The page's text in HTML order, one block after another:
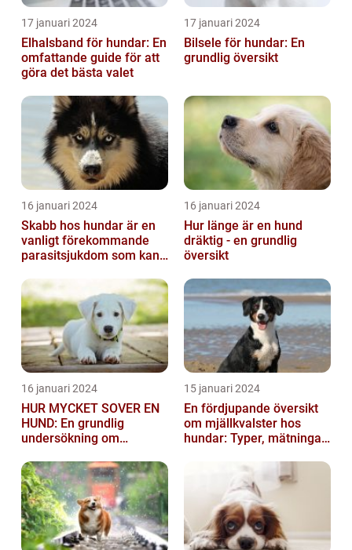
17 januari 2024
Elhalsband för hundar: En
omfattande guide för att
göra det bästa valet
17 januari 2024
Bilsele för hundar: En
grundlig översikt
16 januari 2024
Skabb hos hundar är en
vanligt förekommande
parasitsjukdom som kan
och smittsa...
16 januari 2024
Hur länge är en hund
dräktig - en grundlig
översikt
16 januari 2024
HUR MYCKET SOVER EN
HUND: En grundlig
undersökning om
15 januari 2024
En fördjupande översikt
om mjällkvalster hos
hundar: Typer, mätningar